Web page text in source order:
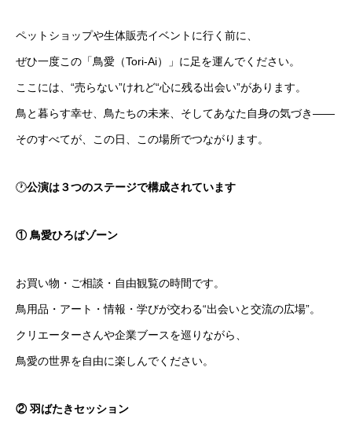
ペットショップや生体販売イベントに行く前に、
ぜひ一度この「鳥愛（Tori-Ai）」に足を運んでください。
ここには、“売らない”けれど“心に残る出会い”があります。
鳥と暮らす幸せ、鳥たちの未来、そしてあなた自身の気づき――
そのすべてが、この日、この場所でつながります。
🕐公演は３つのステージで構成されています
① 鳥愛ひろばゾーン
お買い物・ご相談・自由観覧の時間です。
鳥用品・アート・情報・学びが交わる“出会いと交流の広場”。
クリエーターさんや企業ブースを巡りながら、
鳥愛の世界を自由に楽しんでください。
② 羽ばたきセッション